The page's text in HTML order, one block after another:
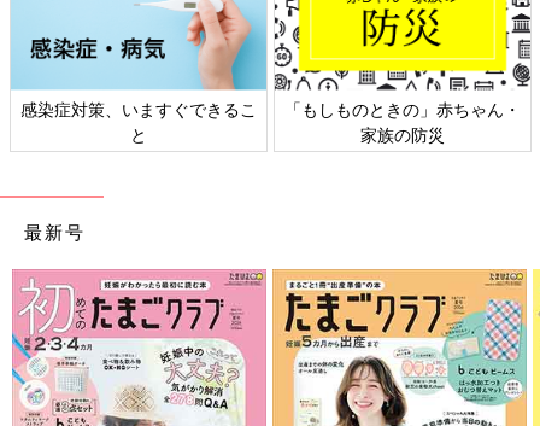
きの」赤ちゃん・
日本外来小児科学会リーフレッ
六星占術 細
最新号